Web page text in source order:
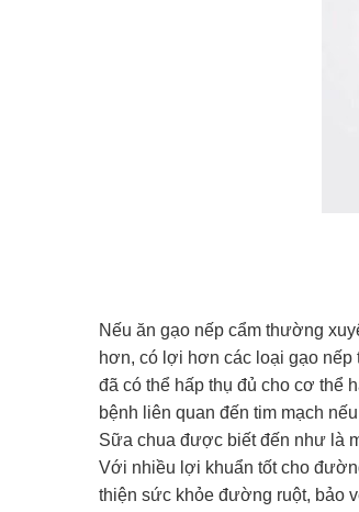
Nếu ăn gạo nếp cẩm thường
hơn, có lợi hơn các loại gạo nếp
đã có thể hấp thụ đủ cho cơ thể
bệnh liên quan đến tim mạch
Sữa chua được biết đến như là
Với nhiều lợi khuẩn tốt cho
thiện sức khỏe đường ruột, bảo